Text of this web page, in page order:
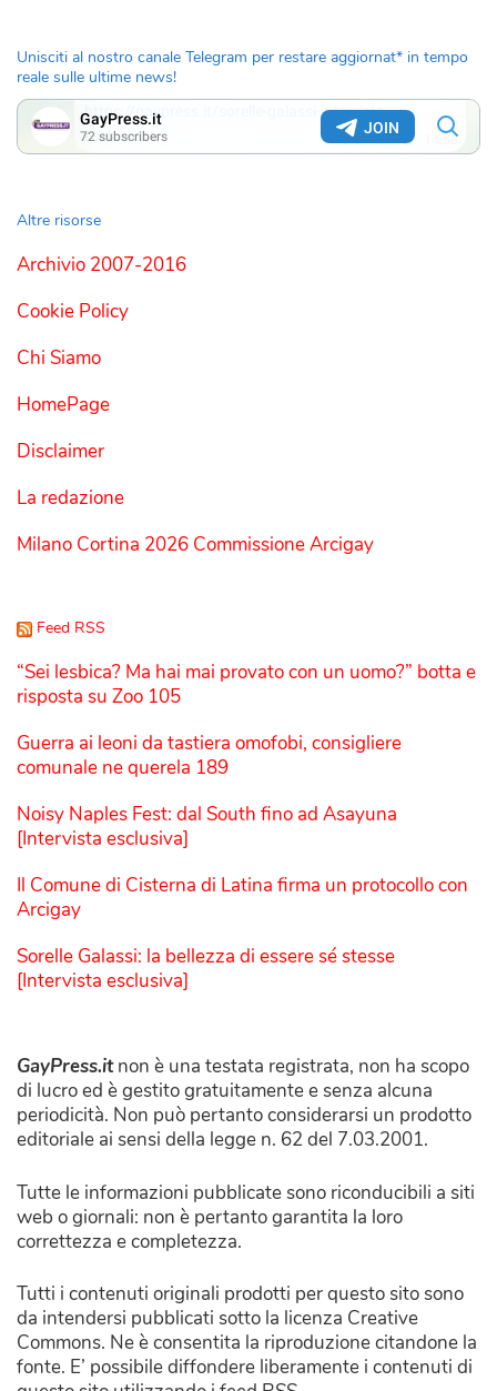
Unisciti al nostro canale Telegram per restare aggiornat* in tempo
reale sulle ultime news!
Altre risorse
Archivio 2007-2016
Cookie Policy
Chi Siamo
HomePage
Disclaimer
La redazione
Milano Cortina 2026 Commissione Arcigay
Feed RSS
“Sei lesbica? Ma hai mai provato con un uomo?” botta e
risposta su Zoo 105
Guerra ai leoni da tastiera omofobi, consigliere
comunale ne querela 189
Noisy Naples Fest: dal South fino ad Asayuna
[Intervista esclusiva]
Il Comune di Cisterna di Latina firma un protocollo con
Arcigay
Sorelle Galassi: la bellezza di essere sé stesse
[Intervista esclusiva]
GayPress.itnon è una testata registrata, non ha scopo
di lucro ed è gestito gratuitamente e senza alcuna
periodicità. Non può pertanto considerarsi un prodotto
editoriale ai sensi della legge n. 62 del 7.03.2001.
Tutte le informazioni pubblicate sono riconducibili a siti
web o giornali: non è pertanto garantita la loro
correttezza e completezza.
Tutti i contenuti originali prodotti per questo sito sono
da intendersi pubblicati sotto la licenza Creative
Commons. Ne è consentita la riproduzione citandone la
fonte. E’ possibile diffondere liberamente i contenuti di